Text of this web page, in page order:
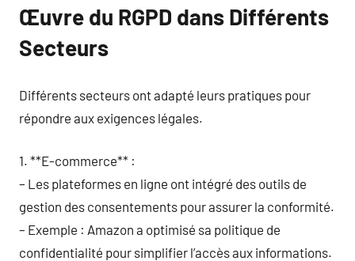
Œuvre du RGPD dans Différents
Secteurs
Différents secteurs ont adapté leurs pratiques pour
répondre aux exigences légales.
1. **E-commerce** :
– Les plateformes en ligne ont intégré des outils de
gestion des consentements pour assurer la conformité.
– Exemple : Amazon a optimisé sa politique de
confidentialité pour simplifier l’accès aux informations.